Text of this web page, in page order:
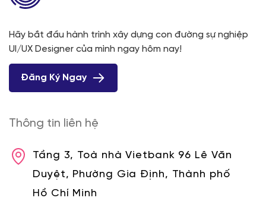
Hãy bắt đầu hành trình xây dựng con đường sự nghiệp
UI/UX Designer của mình ngay hôm nay!
Đăng Ký Ngay
Thông tin liên hệ
Tầng 3, Toà nhà Vietbank 96 Lê Văn
Duyệt, Phường Gia Định, Thành phố
Hồ Chí Minh